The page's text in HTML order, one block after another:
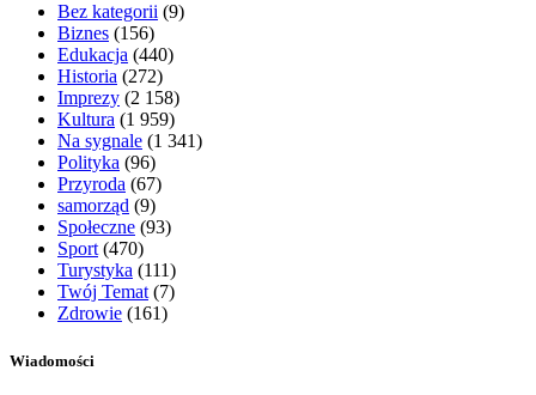
Bez kategorii (9)
Biznes (156)
Edukacja (440)
Historia (272)
Imprezy (2 158)
Kultura (1 959)
Na sygnale (1 341)
Polityka (96)
Przyroda (67)
samorząd (9)
Społeczne (93)
Sport(470)
Turystyka (111)
Twój Temat(7)
Zdrowie (161)
Wiadomości